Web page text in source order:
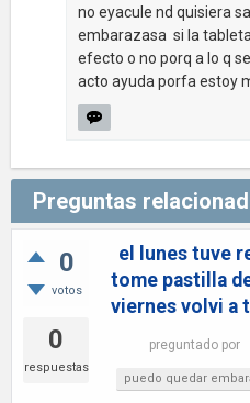
no eyacule nd quisiera
embarazasa si la
efecto o no porq a lo q
acto ayuda porfa estoy
Preguntas
0
votos
0
respuestas
el lunes tuve
tome pastilla
viernes volvi a
preguntado por
puedo quedar